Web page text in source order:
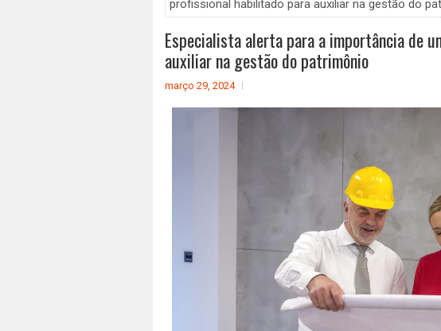
profissional habilitado para auxiliar na gestão do
Especialista alerta para a importância de
auxiliar na gestão do patrimônio
março 29, 2024